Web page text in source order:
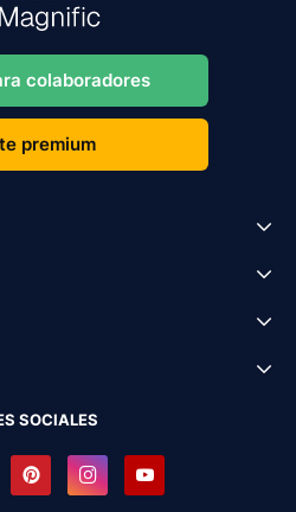
colaboradores
premium
SOCIALES